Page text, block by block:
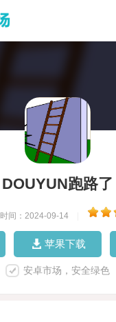
DOUYUN跑路了
时间：2024-09-14
苹果下载
安卓市场，安全绿色